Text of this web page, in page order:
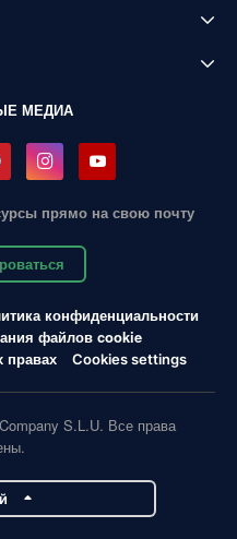
МЕДИА
прямо на свою почту
конфиденциальности
файлов cookie
правах
Cookies settings
S.L.U. Все права